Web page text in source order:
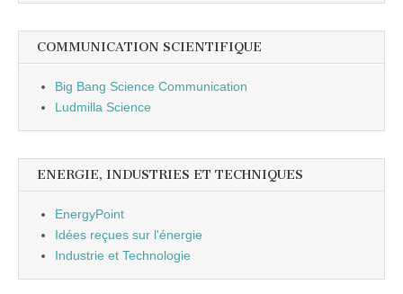
COMMUNICATION SCIENTIFIQUE
Big Bang Science Communication
Ludmilla Science
ENERGIE, INDUSTRIES ET TECHNIQUES
EnergyPoint
Idées reçues sur l'énergie
Industrie et Technologie